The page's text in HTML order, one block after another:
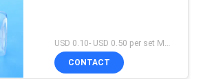
CONTACT